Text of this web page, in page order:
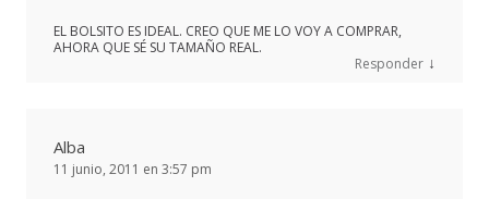
EL BOLSITO ES IDEAL. CREO QUE ME LO VOY A COMPRAR,
AHORA QUE SÉ SU TAMAÑO REAL.
Responder ↓
Alba
11 junio, 2011 en 3:57 pm